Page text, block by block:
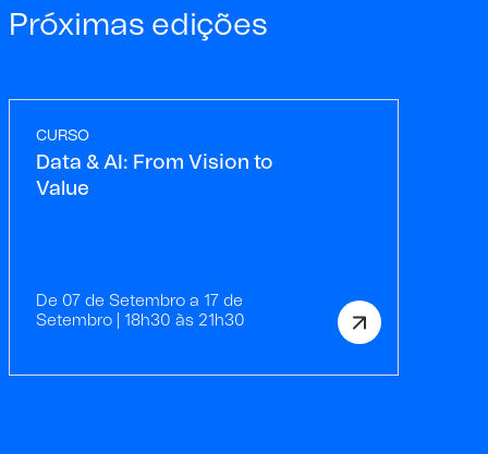
Próximas edições
CURSO
Data & AI: From Vision to
Value
De 07 de Setembro a 17 de
Setembro | 18h30 às 21h30